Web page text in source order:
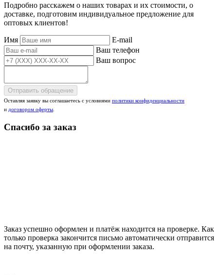
Подробно расскажем о наших товарах и их стоимости, о
доставке, подготовим индивидуальное предложение для
оптовых клиентов!
Имя
E-mail
Ваш телефон
Ваш вопрос
Отправить обращение
Оставляя заявку вы соглашаетесь с условиями политики конфиденциальности
и договором оферты
Спасибо за заказ
Заказ успешно оформлен и платёж находится на проверке. Как
только проверка закончится письмо автоматически отправится
на почту, указанную при оформлении заказа.